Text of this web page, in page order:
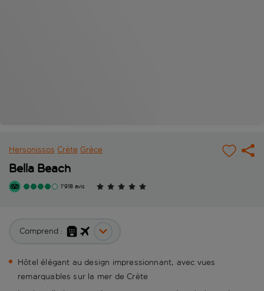
Hersonissos Crète Grèce
Bella Beach
1'918 avis
Comprend :
Hôtel élégant au design impressionnant, avec vues
remarquables sur la mer de Crète